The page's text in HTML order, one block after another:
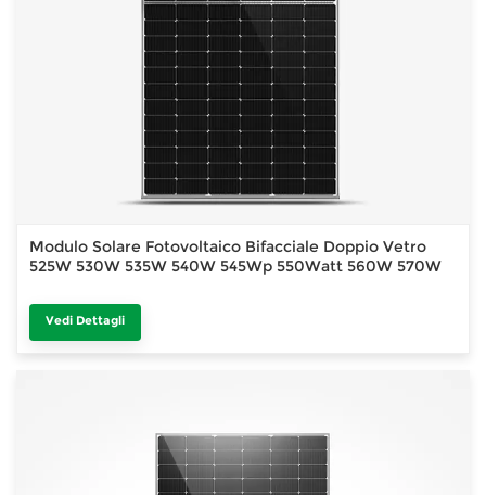
Modulo Solare Fotovoltaico Bifacciale Doppio Vetro
525W 530W 535W 540W 545Wp 550Watt 560W 570W
Vedi Dettagli